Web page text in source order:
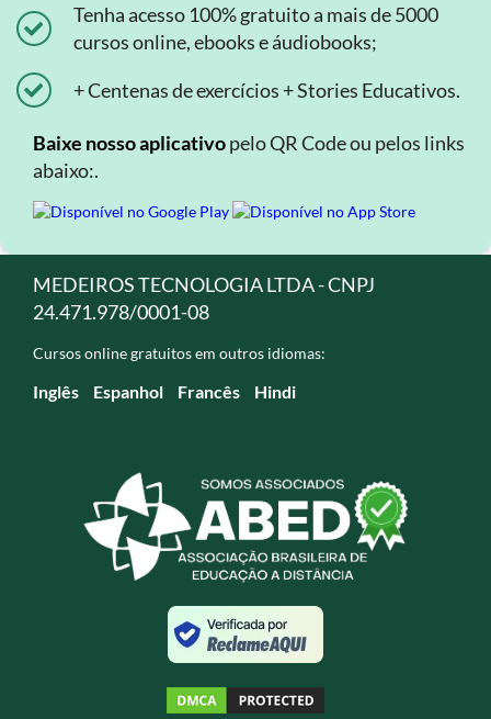
Tenha acesso 100% gratuito a mais de 5000
cursos online, ebooks e áudiobooks;
+ Centenas de exercícios + Stories Educativos.
Baixe nosso aplicativopelo QR Code ou pelos links
abaixo:.
MEDEIROS TECNOLOGIA LTDA - CNPJ
24.471.978/0001-08
Cursos online gratuitos em outros idiomas:
Inglês Espanhol Francês Hindi